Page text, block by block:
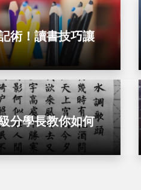
術！讀書技巧讓
分學長教你如何